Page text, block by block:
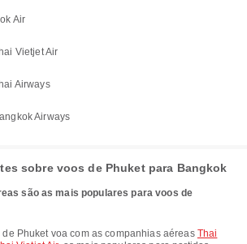
Air
Vietjet Air
Airways
Airways
sobre voos de Phuket para Bangkok
são as mais populares para voos de
de Phuket voa com as companhias aéreas Thai